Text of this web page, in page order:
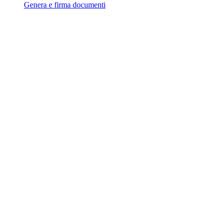
Genera e firma documenti